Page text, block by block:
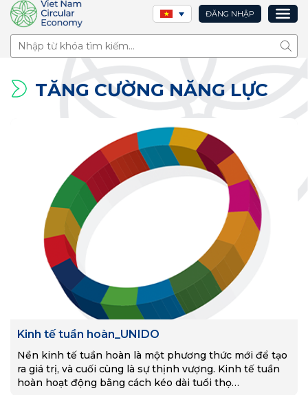
ĐĂNG NHẬP
Tìm
TĂNG CƯỜNG NĂNG LỰC
Kinh tế tuần hoàn_UNIDO
Nền kinh tế tuần hoàn là một phương thức mới để tạo
ra giá trị, và cuối cùng là sự thịnh vượng. Kinh tế tuần
hoàn hoạt động bằng cách kéo dài tuổi thọ…